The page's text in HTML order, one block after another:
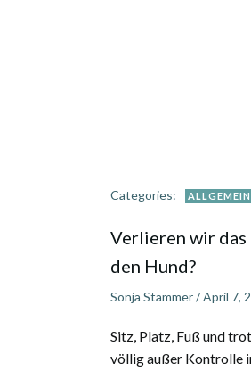
Categories: ALLGEMEIN
Verlieren wir
den Hund?
Sonja Stammer/April 7,
Sitz, Platz, Fuß und
völlig außer Kontrolle